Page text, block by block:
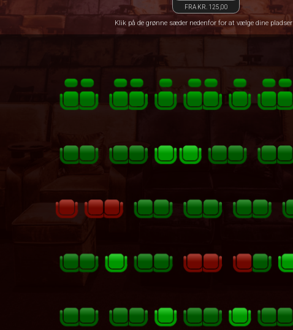
FRA KR. 125,00
Klik på de grønne sæder nedenfor for at vælge dine pladser